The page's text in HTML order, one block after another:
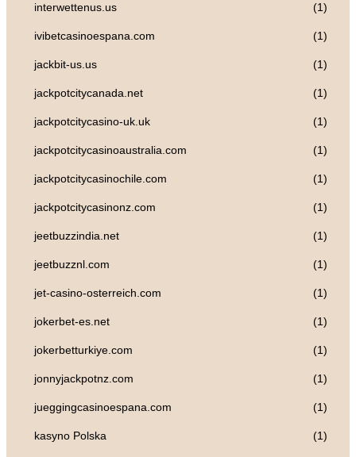
interwettenus.us (1)
ivibetcasinoespana.com (1)
jackbit-us.us (1)
jackpotcitycanada.net (1)
jackpotcitycasino-uk.uk (1)
jackpotcitycasinoaustralia.com (1)
jackpotcitycasinochile.com (1)
jackpotcitycasinonz.com (1)
jeetbuzzindia.net (1)
jeetbuzznl.com (1)
jet-casino-osterreich.com (1)
jokerbet-es.net (1)
jokerbetturkiye.com (1)
jonnyjackpotnz.com (1)
jueggingcasinoespana.com (1)
kasyno Polska (1)